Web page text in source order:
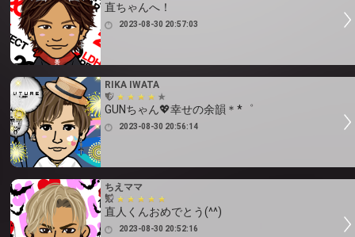
直ちゃんへ！
2023-08-30 20:57:03
RIKA IWATA
GUNちゃん💖幸せの余韻＊*゜
2023-08-30 20:56:14
ちえママ
直人くんおめでとう(^^)
2023-08-30 20:52:16